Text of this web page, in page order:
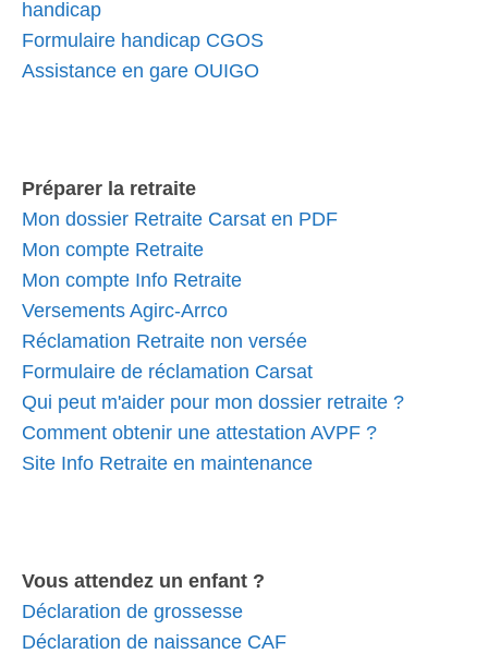
handicap
Formulaire handicap CGOS
Assistance en gare OUIGO
Préparer la retraite
Mon dossier Retraite Carsat en PDF
Mon compte Retraite
Mon compte Info Retraite
Versements Agirc-Arrco
Réclamation Retraite non versée
Formulaire de réclamation Carsat
Qui peut m'aider pour mon dossier retraite ?
Comment obtenir une attestation AVPF ?
Site Info Retraite en maintenance
Vous attendez un enfant ?
Déclaration de grossesse
Déclaration de naissance CAF